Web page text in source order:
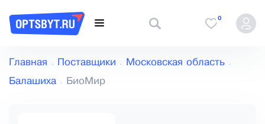
0
Главная Поставщики Московская область
Балашиха БиоМир